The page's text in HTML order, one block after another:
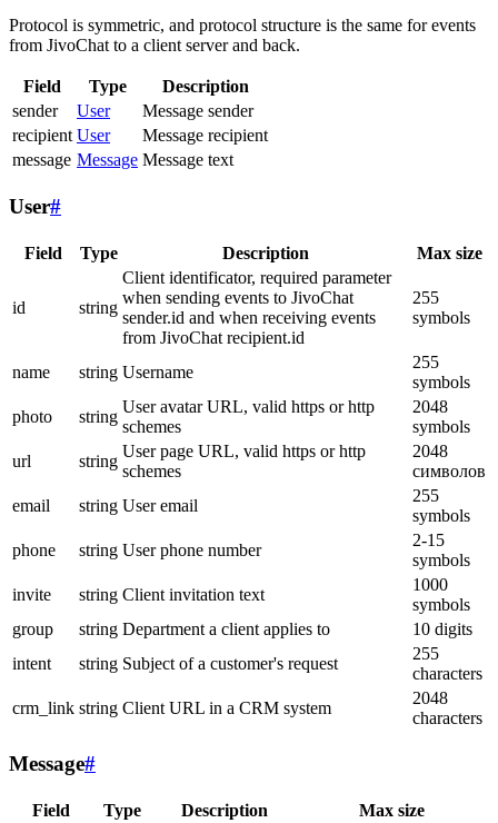
Protocol is symmetric, and protocol structure is the same for events
from JivoChat to a client server and back.
Field Type
Description
sender
User
Message sender
recipient User
Message recipient
message Message Message text
User#
Field Type Description Max size
id string
Client identificator, required parameter
when sending events to JivoChat
sender.id and when receiving events
from JivoChat recipient.id
255
symbols
name string Username
255
symbols
photo
string
User avatar URL, valid https or http
schemes
2048
symbols
url
string
User page URL, valid https or http
schemes
2048
символов
email
string User email
255
symbols
phone
string User phone number
2-15
symbols
invite
string Client invitation text
1000
symbols
group
string Department a client applies to
10 digits
intent
string Subject of a customer's request
255
characters
crm_link string Client URL in a CRM system
2048
characters
Message#
Field Type Description Max size